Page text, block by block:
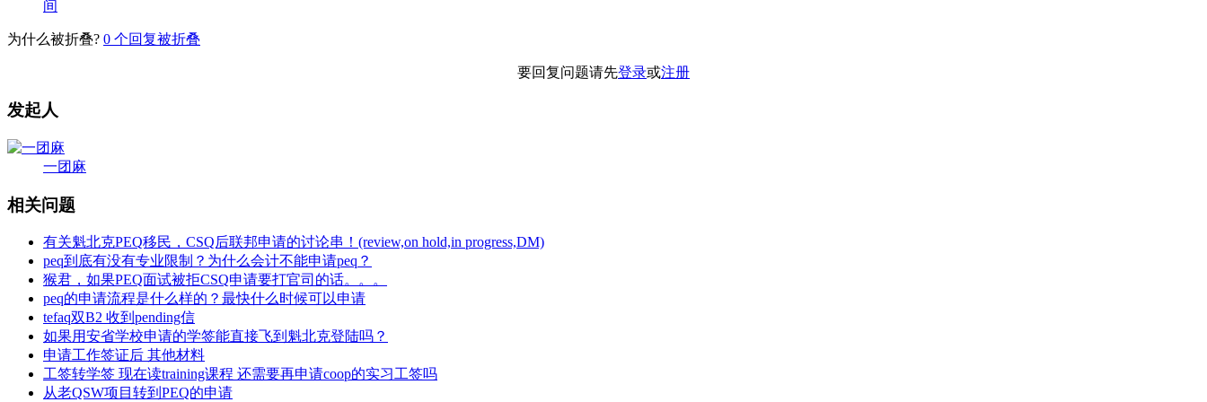
间
为什么被折叠? 0 个回复被折叠
要回复问题请先登录或注册
发起人
一团麻
相关问题
有关魁北克PEQ移民，CSQ后联邦申请的讨论串！(review,on hold,in progress,DM)
peq到底有没有专业限制？为什么会计不能申请peq？
猴君，如果PEQ面试被拒CSQ申请要打官司的话。。。
peq的申请流程是什么样的？最快什么时候可以申请
tefaq双B2 收到pending信
如果用安省学校申请的学签能直接飞到魁北克登陆吗？
申请工作签证后 其他材料
工签转学签 现在读training课程 还需要再申请coop的实习工签吗
从老QSW项目转到PEQ的申请